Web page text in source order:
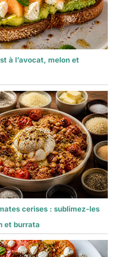
à l’avocat, melon et
cerises : sublimez-les
et burrata